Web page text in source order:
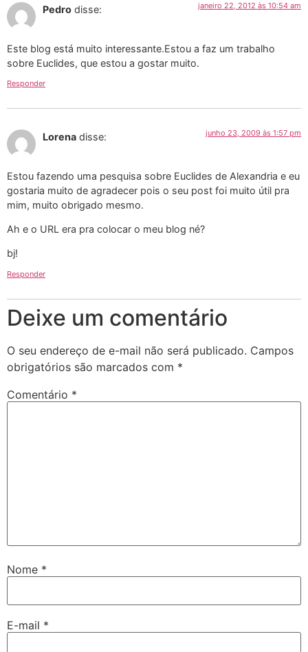
Pedro disse: janeiro 22, 2012 às 10:54 am
Este blog está muito interessante.Estou a faz um trabalho
sobre Euclides, que estou a gostar muito.
Responder
Lorena disse: junho 23, 2009 às 1:57 pm
Estou fazendo uma pesquisa sobre Euclides de Alexandria e eu
gostaria muito de agradecer pois o seu post foi muito útil pra
mim, muito obrigado mesmo.
Ah e o URL era pra colocar o meu blog né?
bj!
Responder
Deixe um comentário
O seu endereço de e-mail não será publicado. Campos
obrigatórios são marcados com *
Comentário *
Nome *
E-mail *